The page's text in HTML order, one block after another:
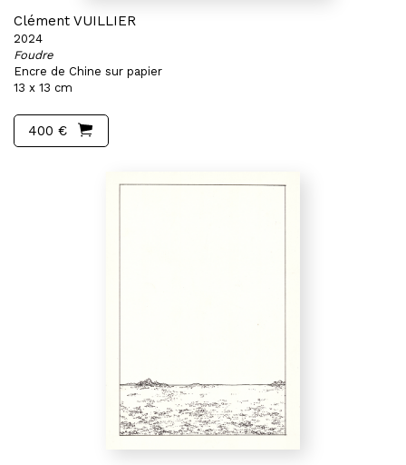
Clément VUILLIER
2024
Foudre
Encre de Chine sur papier
13 x 13 cm
400 €